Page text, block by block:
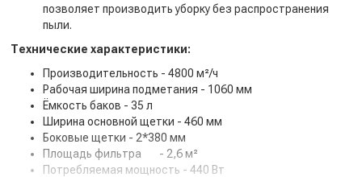
позволяет производить уборку без распространения
пыли.
Технические характеристики:
Производительность - 4800 м²/ч
Рабочая ширина подметания - 1060 мм
Ёмкость баков - 35 л
Ширина основной щетки - 460 мм
Боковые щетки - 2*380 мм
Площадь фильтра
- 2,6 м²
Потребляемая мощность - 440 Вт